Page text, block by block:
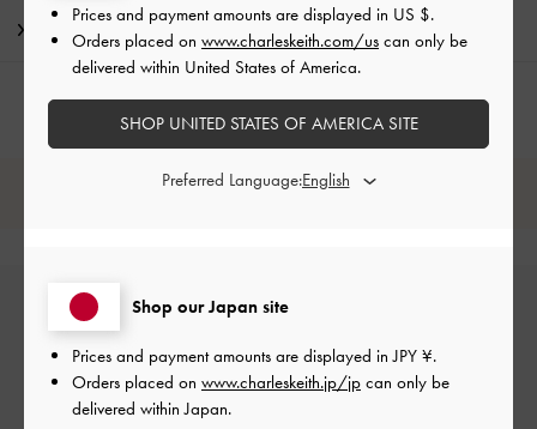
配送 & 返品
レビューは購入した方のみ投稿ができます。
Shop our Japan site
Prices and payment amounts are displayed inJPY ¥.
Orders placed on www.charleskeith.jp/jp can only be
delivered within Japan.
Prices and payment amounts are displayed in US $.
Orders placed on www.charleskeith.com/us can only be
delivered within United States of America.
SHOP UNITED STATES OF AMERICA SITE
Preferred Language: